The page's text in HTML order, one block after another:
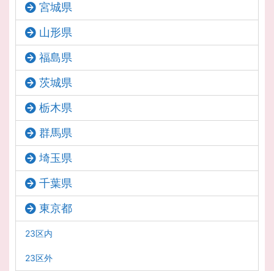
宮城県
山形県
福島県
茨城県
栃木県
群馬県
埼玉県
千葉県
東京都
23区内
23区外